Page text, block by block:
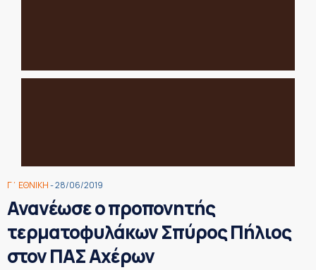
Γ΄ ΕΘΝΙΚΗ- 28/06/2019
Ανανέωσε ο προπονητής
τερματοφυλάκων Σπύρος Πήλιος
στον ΠΑΣ Αχέρων